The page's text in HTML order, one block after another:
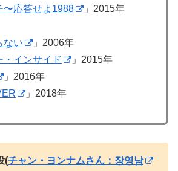
〜応答せよ1988
」2015年
ない
」2006年
・インサイド
」2015年
」2016年
」2018年
(チャン・ヨンナムさん：장영남